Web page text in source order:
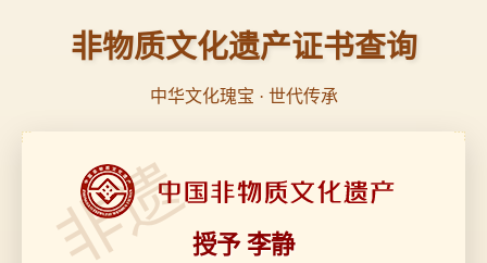
非物质文化遗产证书查询
中华文化瑰宝 · 世代传承
非遗授予 李静